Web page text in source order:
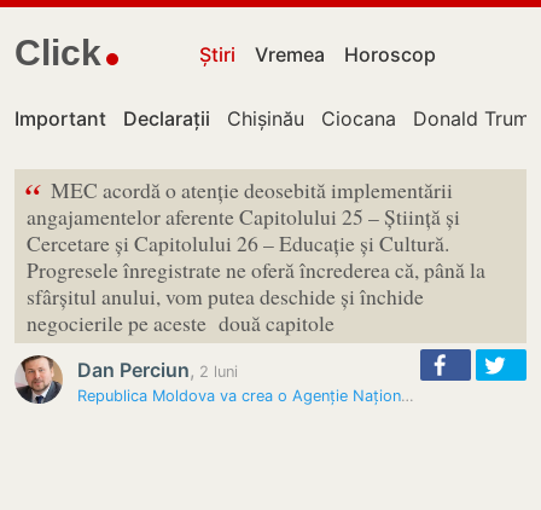
Click Știri Vremea Horoscop
Important Declarații Chișinău Ciocana Donald Trump
“ MEC acordă o atenție deosebită implementării
angajamentelor aferente Capitolului 25 – Știință și
Cercetare și Capitolului 26 – Educație și Cultură.
Progresele înregistrate ne oferă încrederea că, până la
sfârșitul anului, vom putea deschide și închide
negocierile pe aceste două capitole
Dan Perciun, 2 luni
Republica Moldova va crea o Agenție Națională Erasmus+